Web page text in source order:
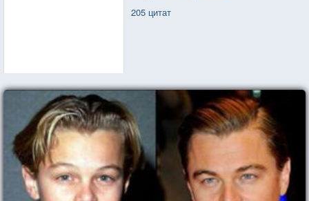
205 цитат